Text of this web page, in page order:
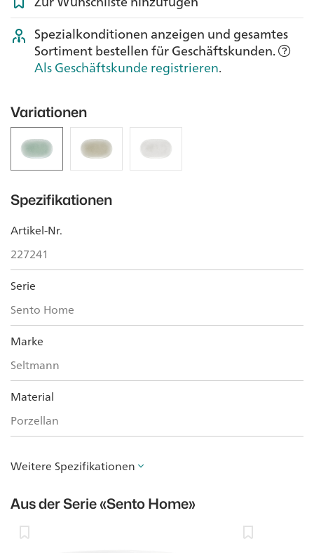
Spezialkonditionen anzeigen und gesamtes
Sortiment bestellen für Geschäftskunden.
Als Geschäftskunde registrieren.
Variationen
Spezifikationen
Artikel-Nr.
227241
Serie
Sento Home
Marke
Seltmann
Material
Porzellan
Weitere Spezifikationen
Aus der Serie«Sento Home»